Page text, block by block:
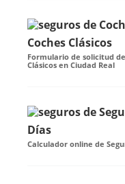
Coches Clásicos
Formulario de solicitud
Clásicos en Ciudad Real
Días
Calculador online de